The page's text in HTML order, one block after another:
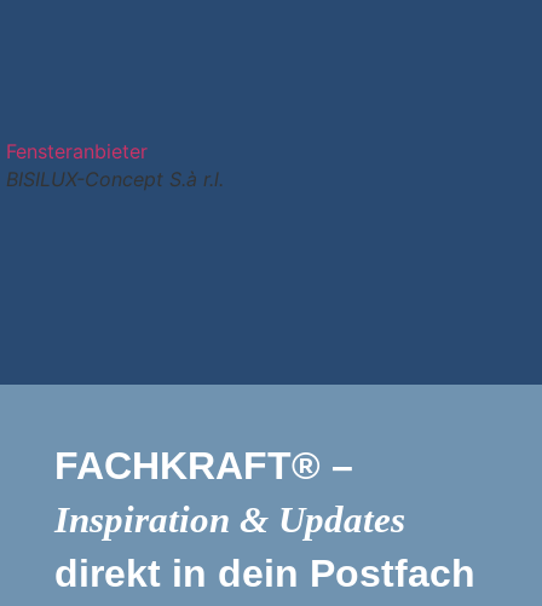
Fensteranbieter
BISILUX-Concept S.à r.l.
FACHKRAFT® –
Inspiration & Updates
direkt in dein Postfach